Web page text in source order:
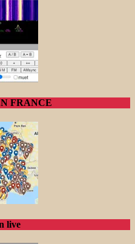
FRANCE
live